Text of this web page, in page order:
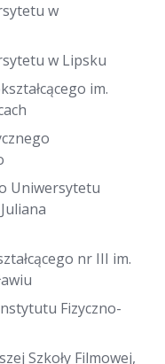
w
w Lipsku
im.
Uniwersytetu
nr III im.
Fizyczno-
Szkoły Filmowej,